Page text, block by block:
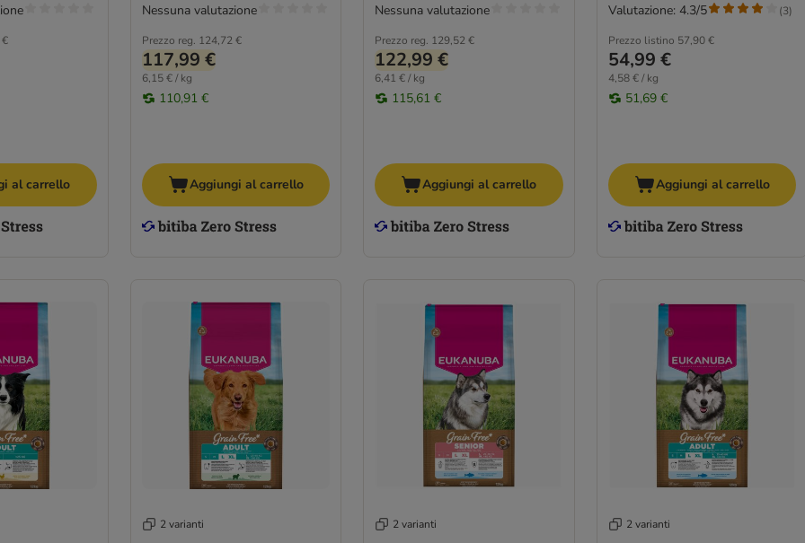
al carrello
Prezzo reg. 124,72 €
117,99 €
6,15 € / kg
110,91 €
Nessuna valutazione
Aggiungi al carrello
Prezzo reg. 129,52 €
122,99 €
6,41 € / kg
115,61 €
Nessuna valutazione
Aggiungi al carrello
Prezzo listino 57,90 €
54,99 €
4,58 € / kg
51,69 €
Valutazione: 4.3/5 (3)
Aggiungi al carrello
2 varianti 2 varianti 2 varianti